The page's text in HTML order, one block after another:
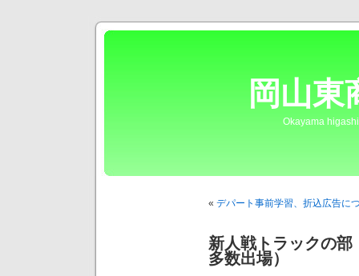
岡山東
Okayama
« デパート事前学習、折込広告に
新人戦トラックの
多数出場）